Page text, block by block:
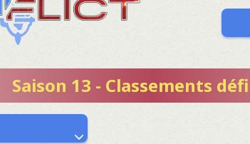
Saison 13 - Classements